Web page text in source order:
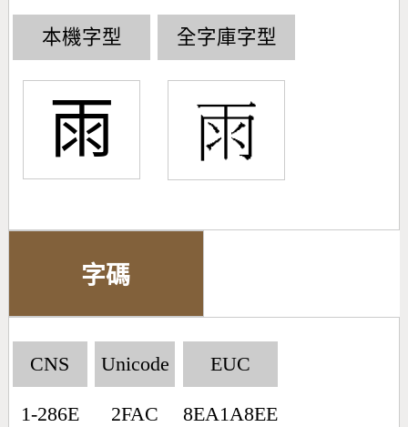
本機字型
⾬
全字庫字型
字碼
CNS
1-286E
Unicode
2FAC
EUC
8EA1A8EE